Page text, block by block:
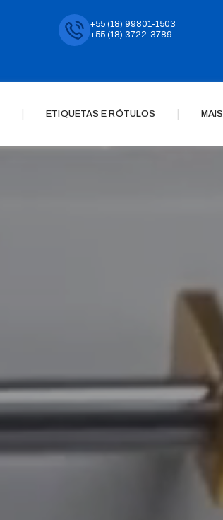
+55 (18) 99801-1503
+55 (18) 3722-3789
ETIQUETAS E RÓTULOS MAIS